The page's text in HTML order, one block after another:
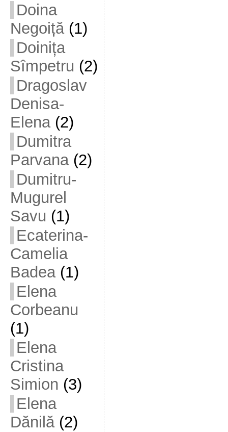
Doina
Negoiță(1)
Doinița
Sîmpetru (2)
Dragoslav
Denisa-
Elena(2)
Dumitra
Parvana(2)
Dumitru-
Mugurel
Savu (1)
Ecaterina-
Camelia
Badea(1)
Elena
Corbeanu
(1)
Elena
Cristina
Simion (3)
Elena
Dănilă(2)